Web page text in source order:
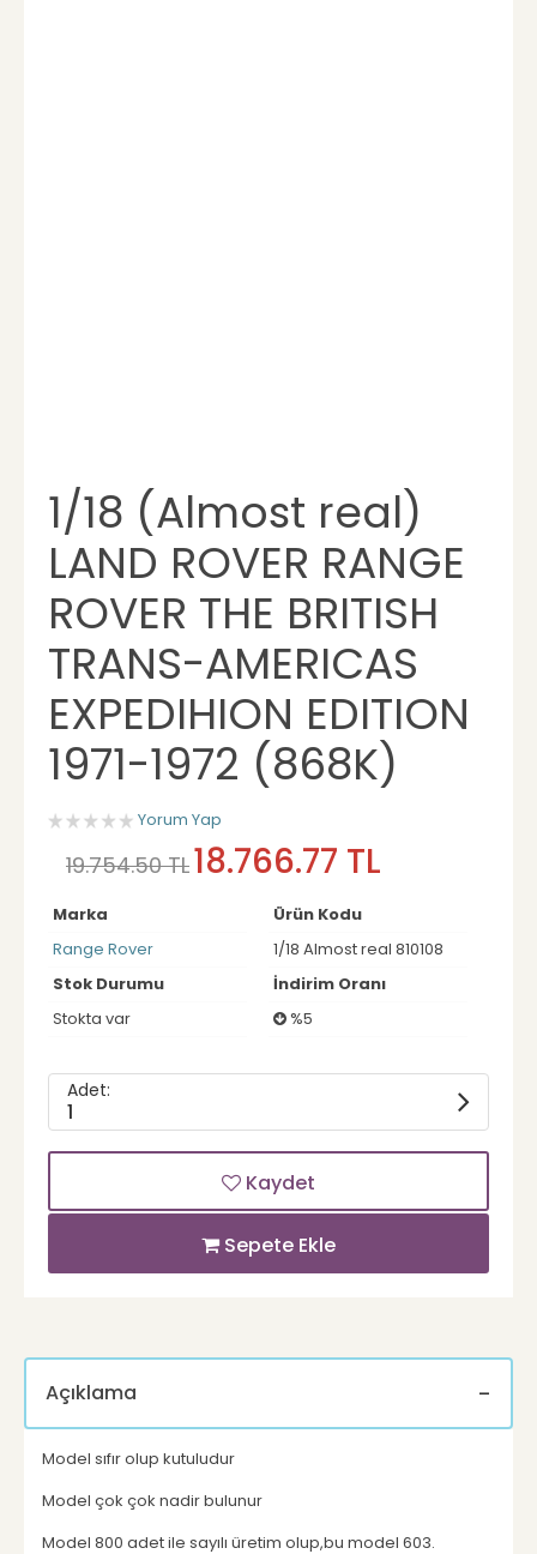
1/18 (Almost real)
LAND ROVER RANGE
ROVER THE BRITISH
TRANS-AMERICAS
EXPEDIHION EDITION
1971-1972 (868K)
Yorum Yap
19.754.50 TL18.766.77 TL
Marka
Range Rover
Ürün Kodu
1/18 Almost real 810108
Stok Durumu
Stokta var
İndirim Oranı
%5
Adet:
1
Kaydet
Sepete Ekle
Açıklama
Model sıfır olup kutuludur
Model çok çok nadir bulunur
Model 800 adet ile sayılı üretim olup,bu model 603.